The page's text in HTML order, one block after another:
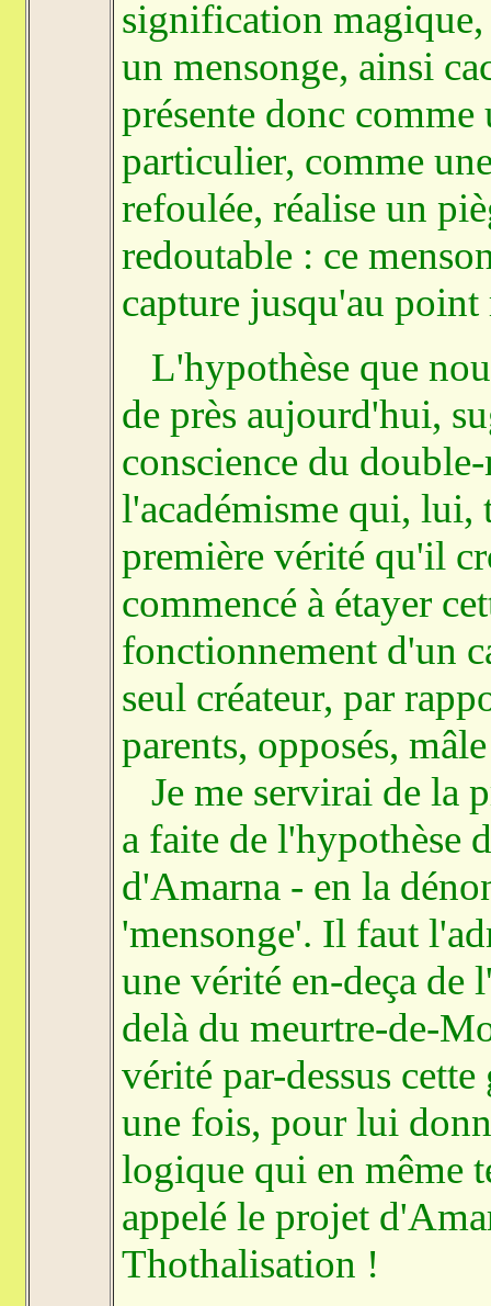
signification
un mensonge, ainsi
présente donc
particulier, comme
refoulée, réalise un
redoutable : ce
capture jusqu'au point
L'hypothèse que
de près aujourd'hui,
conscience du
l'académisme qui, lui,
première vérité qu'il
commencé à étayer
fonctionnement d'un
seul créateur, par
parents, opposés,
Je me servirai de la
a faite de l'hypothèse
d'Amarna - en la
'mensonge'. Il faut
une vérité en-deça de
delà du meurtre-de-
vérité par-dessus
une fois, pour lui
logique qui en même
appelé le projet
Thothalisation !